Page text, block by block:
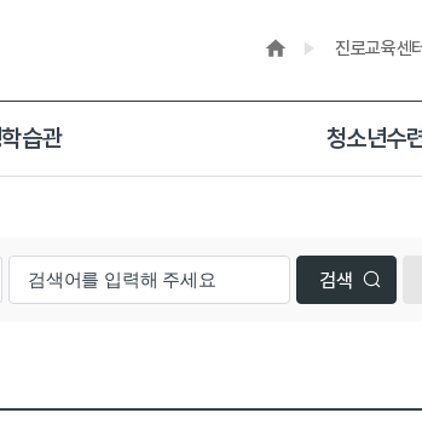
진로교육센터
습관 청소년수
파일로 나열 되고 있습니다.